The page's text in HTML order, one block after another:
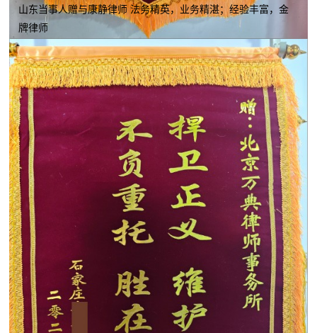
山东当事人赠与康静律师 法务精英，业务精湛；经验丰富，金
牌律师